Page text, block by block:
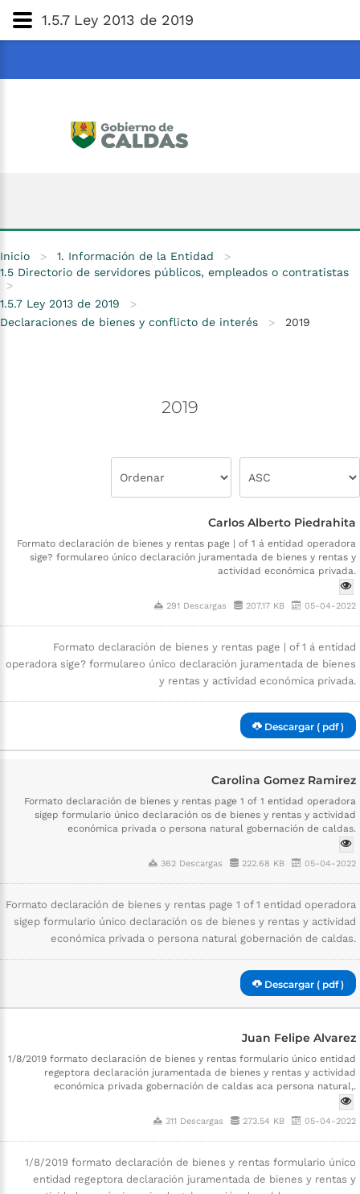
Gobernación de
1.5.7 Ley 2013 de 2019
Inicio > 1. Información de la Entidad
>
1.5 Directorio de servidores públicos, empleados o contratistas
>
1.5.7 Ley 2013 de 2019
>
Declaraciones de bienes y conflicto de interés
> 2019
2019
Carlos Alberto Piedrahita
Formato declaración de bienes y rentas page | of 1 á entidad operadora
sige? formulareo único declaración juramentada de bienes y rentas y
actividad económica privada.
291 Descargas 207.17 KB 05-04-2022
Formato declaración de bienes y rentas page | of 1 á entidad
operadora sige? formulareo único declaración juramentada de bienes
y rentas y actividad económica privada.
Descargar ( pdf )
Carolina Gomez Ramirez
Formato declaración de bienes y rentas page 1 of 1 entidad operadora
sigep formulario único declaración os de bienes y rentas y actividad
económica privada o persona natural gobernación de caldas.
362 Descargas 222.68 KB 05-04-2022
Formato declaración de bienes y rentas page 1 of 1 entidad operadora
sigep formulario único declaración os de bienes y rentas y actividad
económica privada o persona natural gobernación de caldas.
Descargar ( pdf )
Juan Felipe Alvarez
1/8/2019 formato declaración de bienes y rentas formulario único entidad
regeptora declaración juramentada de bienes y rentas y actividad
económica privada gobernación de caldas aca persona natural,.
311 Descargas 273.54 KB 05-04-2022
1/8/2019 formato declaración de bienes y rentas formulario único
entidad regeptora declaración juramentada de bienes y rentas y